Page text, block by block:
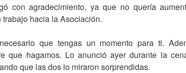
con agradecimiento, ya que no quería
trabajo hacia la Asociación.
que tengas un momento para ti.
que hagamos. Lo anunció ayer durante la
que las dos lo miraron sorprendidas.